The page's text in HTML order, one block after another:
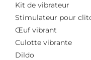
Kit de vibrateur
Stimulateur pour
Œuf vibrant
Culotte vibrante
Dildo